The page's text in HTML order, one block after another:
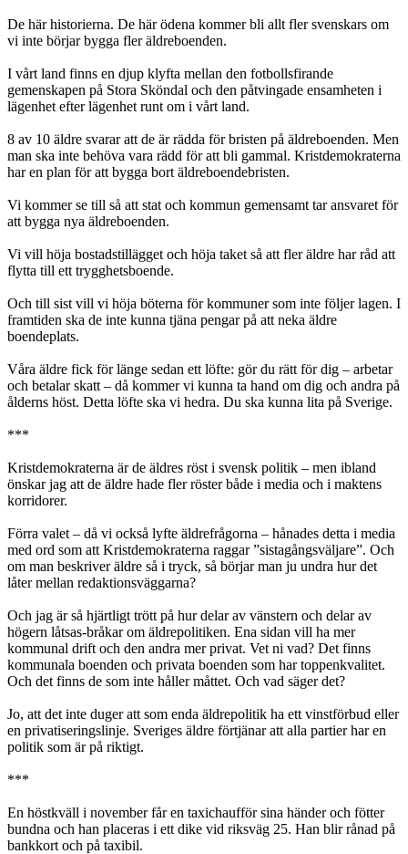
De här historierna. De här ödena kommer bli allt fler svenskars om
vi inte börjar bygga fler äldreboenden.
I vårt land finns en djup klyfta mellan den fotbollsfirande
gemenskapen på Stora Sköndal och den påtvingade ensamheten i
lägenhet efter lägenhet runt om i vårt land.
8 av 10 äldre svarar att de är rädda för bristen på äldreboenden. Men
man ska inte behöva vara rädd för att bli gammal. Kristdemokraterna
har en plan för att bygga bort äldreboendebristen.
Vi kommer se till så att stat och kommun gemensamt tar ansvaret för
att bygga nya äldreboenden.
Vi vill höja bostadstillägget och höja taket så att fler äldre har råd att
flytta till ett trygghetsboende.
Och till sist vill vi höja böterna för kommuner som inte följer lagen. I
framtiden ska de inte kunna tjäna pengar på att neka äldre
boendeplats.
Våra äldre fick för länge sedan ett löfte: gör du rätt för dig – arbetar
och betalar skatt – då kommer vi kunna ta hand om dig och andra på
ålderns höst. Detta löfte ska vi hedra. Du ska kunna lita på Sverige.
***
Kristdemokraterna är de äldres röst i svensk politik – men ibland
önskar jag att de äldre hade fler röster både i media och i maktens
korridorer.
Förra valet – då vi också lyfte äldrefrågorna – hånades detta i media
med ord som att Kristdemokraterna raggar ”sistagångsväljare”. Och
om man beskriver äldre så i tryck, så börjar man ju undra hur det
låter mellan redaktionsväggarna?
Och jag är så hjärtligt trött på hur delar av vänstern och delar av
högern låtsas-bråkar om äldrepolitiken. Ena sidan vill ha mer
kommunal drift och den andra mer privat. Vet ni vad? Det finns
kommunala boenden och privata boenden som har toppenkvalitet.
Och det finns de som inte håller måttet. Och vad säger det?
Jo, att det inte duger att som enda äldrepolitik ha ett vinstförbud eller
en privatiseringslinje. Sveriges äldre förtjänar att alla partier har en
politik som är på riktigt.
***
En höstkväll i november får en taxichaufför sina händer och fötter
bundna och han placeras i ett dike vid riksväg 25. Han blir rånad på
bankkort och på taxibil.